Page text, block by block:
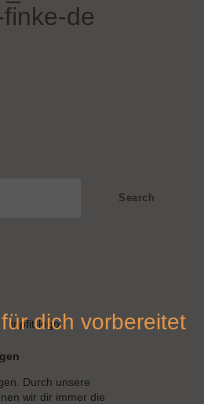
dich vorbereitet
de
Search
Durch unsere
wir dir immer die